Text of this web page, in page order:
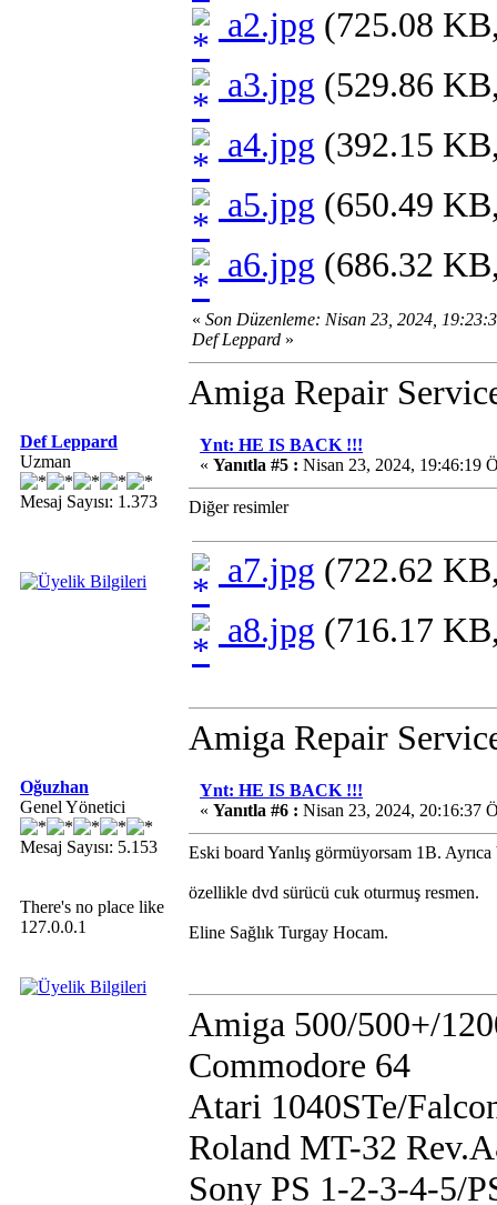
a2.jpg (725.08
a3.jpg (529.86
a4.jpg (392.15
a5.jpg (650.49
a6.jpg (686.32
« Son Düzenleme: Nisan 23, 2024,
Def Leppard »
Amiga Repair
Def Leppard
Uzman
Mesaj Sayısı: 1.373
Ynt: HE IS BACK !!!
« Yanıtla #5 : Nisan 23, 2024, 19:46:19
Diğer resimler
a7.jpg (722.62
a8.jpg (716.17
Amiga Repair
Oğuzhan
Genel Yönetici
Mesaj Sayısı: 5.153
There's no place like
127.0.0.1
Ynt: HE IS BACK !!!
« Yanıtla #6 : Nisan 23, 2024, 20:16:37
Eski board Yanlış görmüyorsam 1B. Ayrıca
özellikle dvd sürücü cuk oturmuş resmen.
Eline Sağlık Turgay Hocam.
Amiga 500/500+/
Commodore 64
Atari 1040STe/
Roland MT-32
Sony PS 1-2-3-4-5/